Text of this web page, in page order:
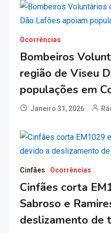
Ocorrências
Bombeiros
região de Viseu
populações em
Janeiro 31, 2026
Cinfães Ocorrências
Cinfães corta
Sabroso e
deslizamento de